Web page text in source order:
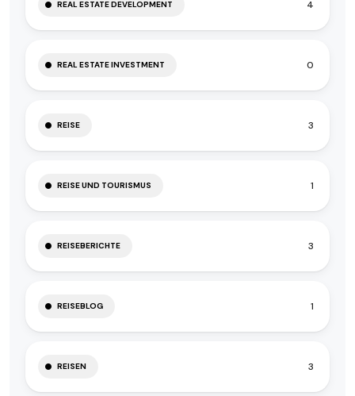
REAL ESTATE DEVELOPMENT 4
REAL ESTATE INVESTMENT 0
REISE 3
REISE UND TOURISMUS 1
REISEBERICHTE 3
REISEBLOG 1
REISEN 3